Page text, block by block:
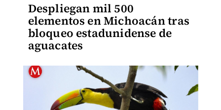
Despliegan mil 500
elementos en Michoacán tras
bloqueo estadunidense de
aguacates